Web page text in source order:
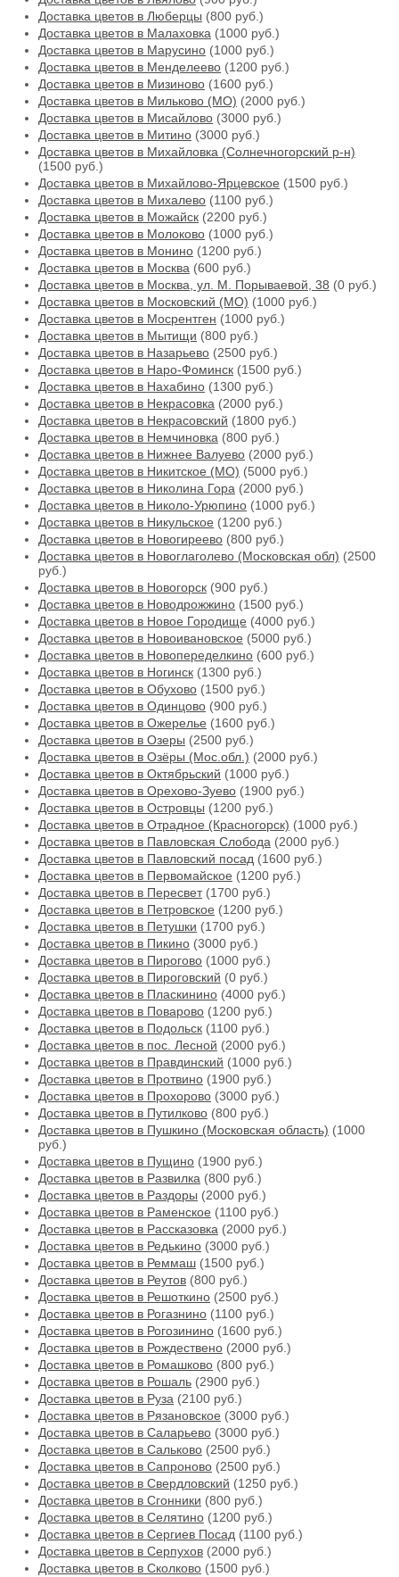
Доставка цветов в Люберцы (800 руб.)
Доставка цветов в Малаховка (1000 руб.)
Доставка цветов в Марусино (1000 руб.)
Доставка цветов в Менделеево (1200 руб.)
Доставка цветов в Мизиново (1600 руб.)
Доставка цветов в Мильково (МО) (2000 руб.)
Доставка цветов в Мисайлово (3000 руб.)
Доставка цветов в Митино (3000 руб.)
Доставка цветов в Михайловка (Солнечногорский р-н)
(1500 руб.)
Доставка цветов в Михайлово-Ярцевское (1500 руб.)
Доставка цветов в Михалево (1100 руб.)
Доставка цветов в Можайск (2200 руб.)
Доставка цветов в Молоково (1000 руб.)
Доставка цветов в Монино (1200 руб.)
Доставка цветов в Москва (600 руб.)
Доставка цветов в Москва, ул. М. Порываевой, 38 (0 руб.)
Доставка цветов в Московский (МО) (1000 руб.)
Доставка цветов в Мосрентген (1000 руб.)
Доставка цветов в Мытищи (800 руб.)
Доставка цветов в Назарьево (2500 руб.)
Доставка цветов в Наро-Фоминск (1500 руб.)
Доставка цветов в Нахабино (1300 руб.)
Доставка цветов в Некрасовка (2000 руб.)
Доставка цветов в Некрасовский (1800 руб.)
Доставка цветов в Немчиновка (800 руб.)
Доставка цветов в Нижнее Валуево (2000 руб.)
Доставка цветов в Никитское (МО) (5000 руб.)
Доставка цветов в Николина Гора (2000 руб.)
Доставка цветов в Николо-Урюпино (1000 руб.)
Доставка цветов в Никульское (1200 руб.)
Доставка цветов в Новогиреево (800 руб.)
Доставка цветов в Новоглаголево (Московская обл) (2500
руб.)
Доставка цветов в Новогорск (900 руб.)
Доставка цветов в Новодрожжино (1500 руб.)
Доставка цветов в Новое Городище (4000 руб.)
Доставка цветов в Новоивановское (5000 руб.)
Доставка цветов в Новопеределкино (600 руб.)
Доставка цветов в Ногинск (1300 руб.)
Доставка цветов в Обухово (1500 руб.)
Доставка цветов в Одинцово (900 руб.)
Доставка цветов в Ожерелье (1600 руб.)
Доставка цветов в Озеры (2500 руб.)
Доставка цветов в Озёры (Мос.обл.) (2000 руб.)
Доставка цветов в Октябрьский (1000 руб.)
Доставка цветов в Орехово-Зуево (1900 руб.)
Доставка цветов в Островцы (1200 руб.)
Доставка цветов в Отрадное (Красногорск) (1000 руб.)
Доставка цветов в Павловская Слобода (2000 руб.)
Доставка цветов в Павловский посад (1600 руб.)
Доставка цветов в Первомайское (1200 руб.)
Доставка цветов в Пересвет(1700 руб.)
Доставка цветов в Петровское (1200 руб.)
Доставка цветов в Петушки (1700 руб.)
Доставка цветов в Пикино (3000 руб.)
Доставка цветов в Пирогово (1000 руб.)
Доставка цветов в Пироговский (0 руб.)
Доставка цветов в Пласкинино (4000 руб.)
Доставка цветов в Поварово (1200 руб.)
Доставка цветов в Подольск (1100 руб.)
Доставка цветов в пос. Лесной (2000 руб.)
Доставка цветов в Правдинский (1000 руб.)
Доставка цветов в Протвино (1900 руб.)
Доставка цветов в Прохорово (3000 руб.)
Доставка цветов в Путилково (800 руб.)
Доставка цветов в Пушкино (Московская область) (1000
руб.)
Доставка цветов в Пущино (1900 руб.)
Доставка цветов в Развилка (800 руб.)
Доставка цветов в Раздоры (2000 руб.)
Доставка цветов в Раменское (1100 руб.)
Доставка цветов в Рассказовка (2000 руб.)
Доставка цветов в Редькино (3000 руб.)
Доставка цветов в Реммаш (1500 руб.)
Доставка цветов в Реутов (800 руб.)
Доставка цветов в Решоткино (2500 руб.)
Доставка цветов в Рогазнино (1100 руб.)
Доставка цветов в Рогозинино (1600 руб.)
Доставка цветов в Рождествено (2000 руб.)
Доставка цветов в Ромашково (800 руб.)
Доставка цветов в Рошаль (2900 руб.)
Доставка цветов в Руза (2100 руб.)
Доставка цветов в Рязановское (3000 руб.)
Доставка цветов в Саларьево (3000 руб.)
Доставка цветов в Сальково (2500 руб.)
Доставка цветов в Сапроново (2500 руб.)
Доставка цветов в Свердловский (1250 руб.)
Доставка цветов в Сгонники (800 руб.)
Доставка цветов в Селятино (1200 руб.)
Доставка цветов в Сергиев Посад (1100 руб.)
Доставка цветов в Серпухов (2000 руб.)
Доставка цветов в Сколково (1500 руб.)